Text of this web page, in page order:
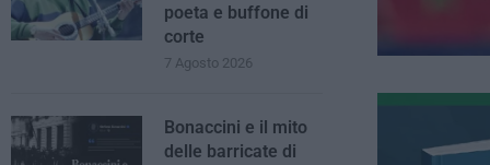
poeta e buffone di
corte
7 Agosto 2026
Bonaccini e il mito
delle barricate di